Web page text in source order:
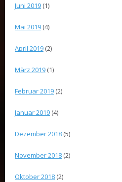
Juni 2019 (1)
Mai 2019 (4)
April 2019 (2)
März 2019 (1)
Februar 2019 (2)
Januar 2019 (4)
Dezember 2018 (5)
November 2018 (2)
Oktober 2018 (2)